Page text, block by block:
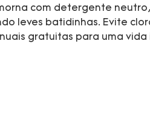
com detergente
leves batidinhas. Evite
gratuitas para uma